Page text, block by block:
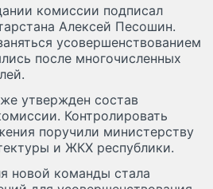
комиссии подписал
Алексей Песошин.
усовершенствованием
после многочисленных
утвержден состав
Контролировать
поручили министерству
и ЖКХ республики.
новой команды стала